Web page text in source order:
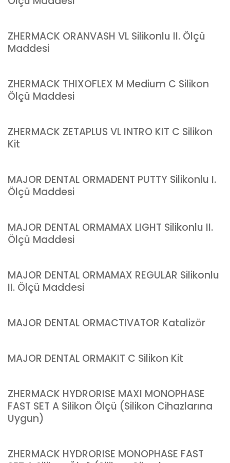
ZHERMACK ORANVASH VL Silikonlu II. Ölçü
Maddesi
ZHERMACK THIXOFLEX M Medium C Silikon
Ölçü Maddesi
ZHERMACK ZETAPLUS VL INTRO KIT C Silikon
Kit
MAJOR DENTAL ORMADENT PUTTY Silikonlu I.
Ölçü Maddesi
MAJOR DENTAL ORMAMAX LIGHT Silikonlu II.
Ölçü Maddesi
MAJOR DENTAL ORMAMAX REGULAR Silikonlu
II. Ölçü Maddesi
MAJOR DENTAL ORMACTIVATOR Katalizör
MAJOR DENTAL ORMAKIT C Silikon Kit
ZHERMACK HYDRORISE MAXI MONOPHASE
FAST SET A Silikon Ölçü (Silikon Cihazlarına
Uygun)
ZHERMACK HYDRORISE MONOPHASE FAST